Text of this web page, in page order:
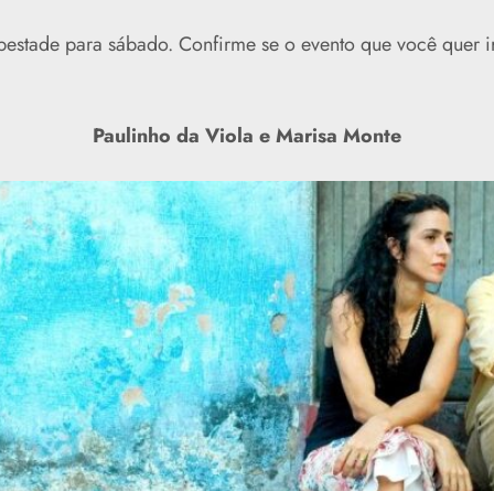
para sábado. Confirme se o evento que você quer
Paulinho da Viola e Marisa Monte